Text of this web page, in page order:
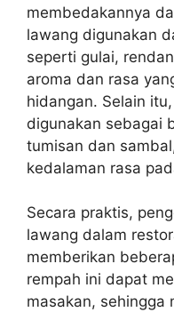
membedakannya
lawang digunakan
seperti gulai,
aroma dan rasa
hidangan. Selain
digunakan sebagai
tumisan dan
kedalaman rasa
Secara praktis,
lawang dalam
memberikan
rempah ini dapat
masakan, sehingga